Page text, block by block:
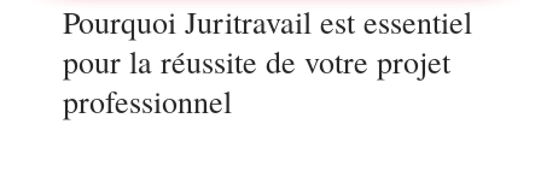
Pourquoi Juritravail est essentiel
pour la réussite de votre projet
professionnel